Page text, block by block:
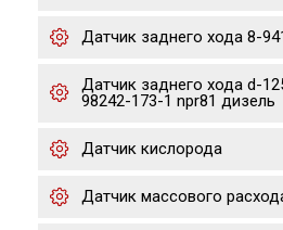
Датчик заднего хода 8-
Датчик заднего хода d-
98242-173-1 npr81 дизель
Датчик кислорода
Датчик массового